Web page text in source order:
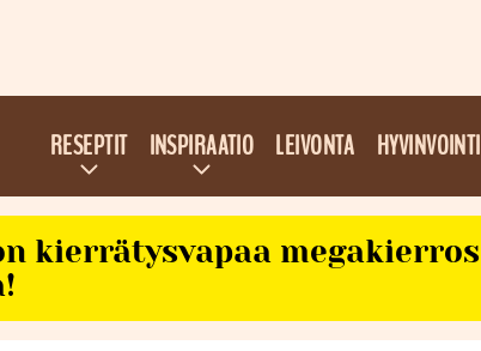
RESEPTIT INSPIRAATIO LEIVONTA HYVINVOINTI
kierrätysvapaa megakierros